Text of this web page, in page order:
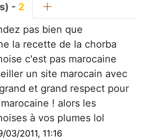
- 2
pas bien que
la recette de la chorba
c'est pas marocaine
un site marocain avec
et grand respect pour
! alors les
à vos plumes lol
03/2011, 11:16